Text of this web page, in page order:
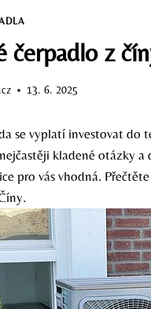
čerpadlo z
13. 6. 2025
se vyplatí investovat do
kladené otázky
pro vás vhodná.